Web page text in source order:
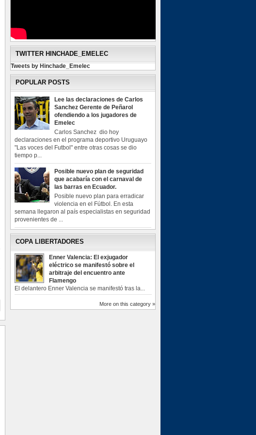
TWITTER HINCHADE_EMELEC
Tweets by Hinchade_Emelec
POPULAR POSTS
Lee las declaraciones de Carlos
Sanchez Gerente de Peñarol
ofendiendo a los jugadores de
Emelec
Carlos Sanchez dio hoy
declaraciones en el programa deportivo Uruguayo
"Las voces del Futbol" entre otras cosas se dio
tiempo p...
Posible nuevo plan de seguridad
que acabaría con el carnaval de
las barras en Ecuador.
Posible nuevo plan para erradicar
violencia en el Fútbol. En esta
semana llegaron al país especialistas en seguridad
provenientes de ...
COPA LIBERTADORES
Enner Valencia: El exjugador
eléctrico se manifestó sobre el
arbitraje del encuentro ante
Flamengo
El delantero Enner Valencia se manifestó tras la...
More on this category »